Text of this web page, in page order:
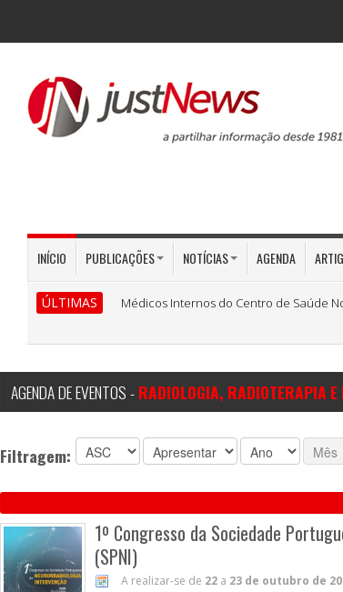
INÍCIO PUBLICAÇÕES NOTÍCIAS AGENDA
ÚLTIMAS Médicos Internos do Centro de Saúde
AGENDA DE EVENTOS -RADIOLOGIA, RADIOTERAPIA
Filtragem:
1º Congresso da Sociedade
(SPNI)
A realizar-se de 22 a 23 de outubro de